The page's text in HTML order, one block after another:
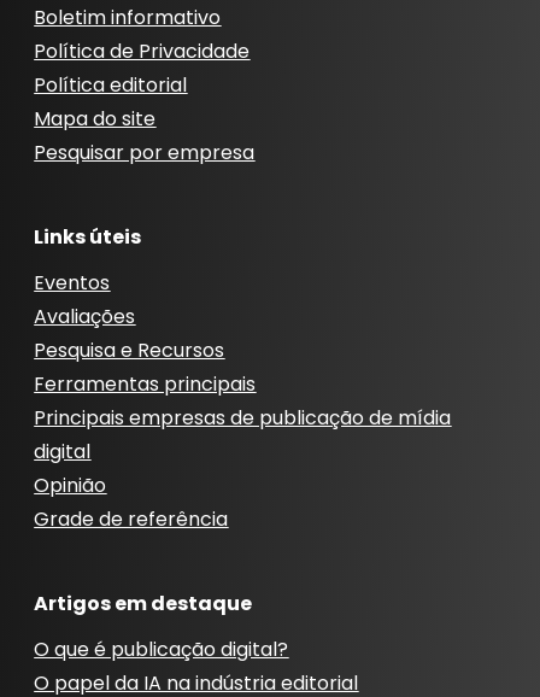
Boletim informativo
Política de Privacidade
Política editorial
Mapa do site
Pesquisar por empresa
Links úteis
Eventos
Avaliações
Pesquisa e Recursos
Ferramentas principais
Principais empresas de publicação de mídia
digital
Opinião
Grade de referência
Artigos em destaque
O que é publicação digital?
O papel da IA ​​na indústria editorial